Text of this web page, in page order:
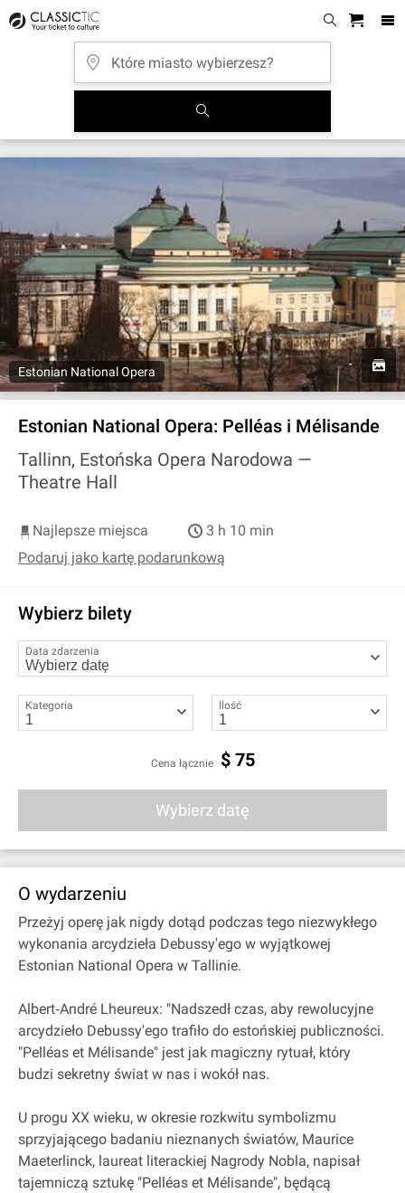
Estonian National Opera
Estonian National Opera: Pelléas i Mélisande
Tallinn, Estońska Opera Narodowa —
Theatre Hall
Najlepsze miejsca
3 h 10 min
Podaruj jako kartę podarunkową
Wybierz bilety
Data zdarzenia
Kategoria Ilość
Cena łącznie $ 75
Wybierz datę
O wydarzeniu
Przeżyj operę jak nigdy dotąd podczas tego niezwykłego
wykonania arcydzieła Debussy'ego w wyjątkowej
Estonian National Opera w Tallinie.
Albert‐André Lheureux: "Nadszedł czas, aby rewolucyjne
arcydzieło Debussy'ego trafiło do estońskiej publiczności.
"Pelléas et Mélisande" jest jak magiczny rytuał, który
budzi sekretny świat w nas i wokół nas.
U progu XX wieku, w okresie rozkwitu symbolizmu
sprzyjającego badaniu nieznanych światów, Maurice
Maeterlinck, laureat literackiej Nagrody Nobla, napisał
tajemniczą sztukę "Pelléas et Mélisande", będącą